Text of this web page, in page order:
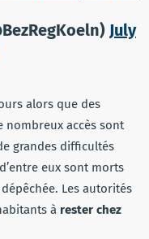
July
alors que des
nombreux accès sont
grandes difficultés
eux sont morts
Les autorités
à rester chez